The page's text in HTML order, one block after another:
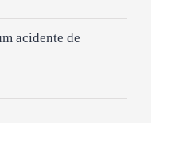
acidente de